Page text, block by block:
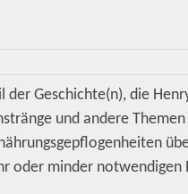
der Geschichte(n), die
und andere
oder minder